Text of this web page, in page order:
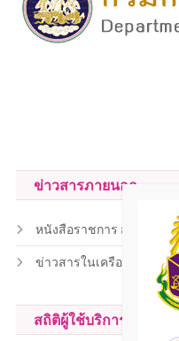
ข่าวสารภายนอก
หนังสือราชการ สถ.
ข่าวสารในเครือข่าย
สถิติผู้ใช้บริการ